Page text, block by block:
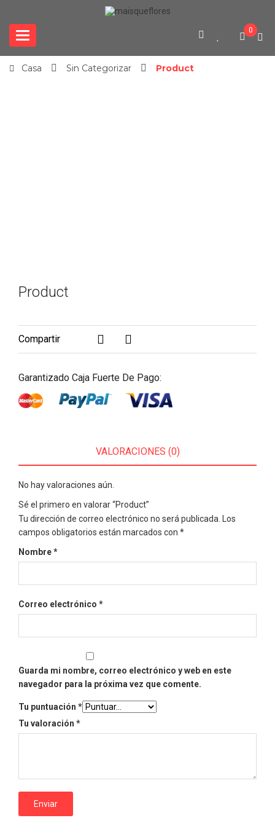
Categories 0
Casa Sin Categorizar Product
Product
Compartir
Garantizado Caja Fuerte De Pago:
VALORACIONES (0)
No hay valoraciones aún.
Sé el primero en valorar “Product”
Tu dirección de correo electrónico no será publicada.
Los
campos obligatorios están marcados con *
Nombre*
Correo electrónico *
Guarda mi nombre, correo electrónico y web en este
navegador para la próxima vez que comente.
Tu puntuación *
Tu valoración *